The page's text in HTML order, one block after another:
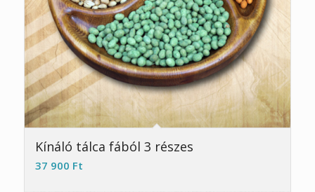
5.00
Kínáló tálca fából 3 részes
37 900 Ft